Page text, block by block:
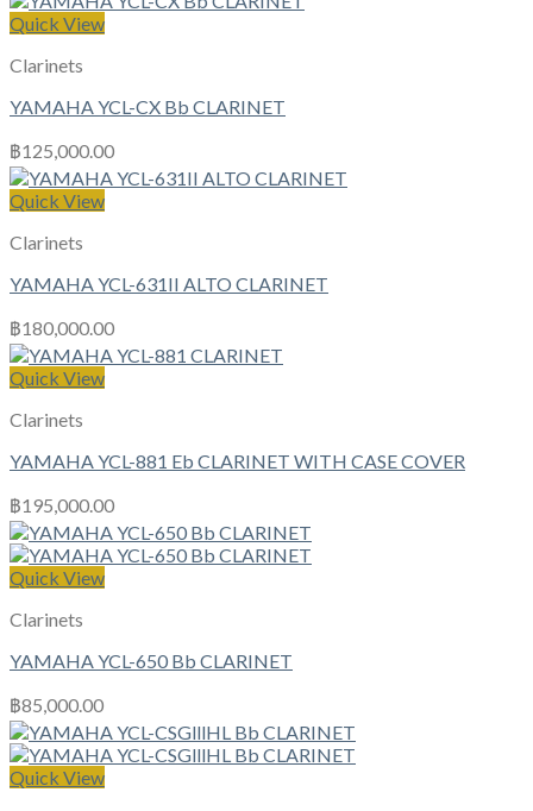
Quick View
Clarinets
YAMAHA YCL-CX Bb CLARINET
฿125,000.00
Quick View
Clarinets
YAMAHA YCL-631II ALTO CLARINET
฿180,000.00
Quick View
Clarinets
YAMAHA YCL-881 Eb CLARINET WITH CASE COVER
฿195,000.00
Quick View
Clarinets
YAMAHA YCL-650 Bb CLARINET
฿85,000.00
Quick View